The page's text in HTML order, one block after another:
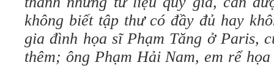
không biết tập thư có đầy đủ hay
gia đình họa sĩ Phạm Tăng ở Paris,
thêm; ông Phạm Hải Nam, em rể